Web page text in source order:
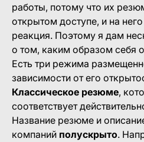
работы, потому что их
открытом доступе, и на
реакция. Поэтому я дам
о том, каким образом себя
Есть три режима
зависимости от его
Классическое резюме,
соответствует
Название резюме и
компаний полускрыто.